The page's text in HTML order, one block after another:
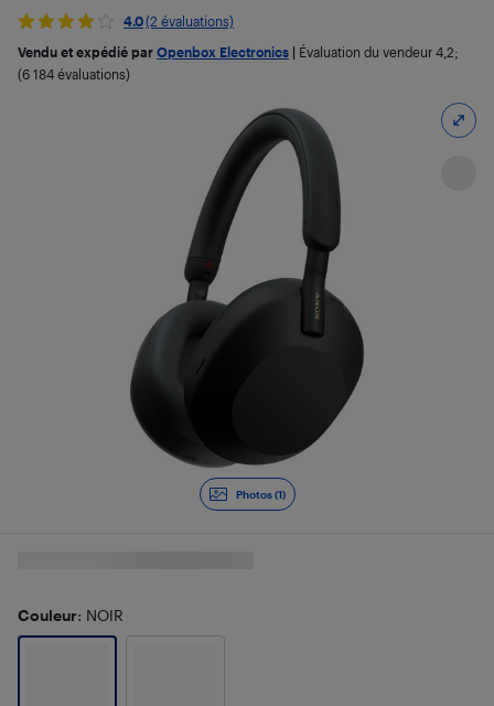
Photos (1)
4.0(2 évaluations)
Vendu et expédié par Openbox Electronics Évaluation du vendeur 4,2;
(6 184 évaluations)
Couleur: NOIR